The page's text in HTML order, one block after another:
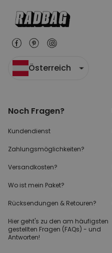
Österreich
Noch Fragen?
Kundendienst
Zahlungsmöglichkeiten?
Versandkosten?
Wo ist mein Paket?
Rücksendungen & Retouren?
Hier geht's zu den am häufigsten
gestellten Fragen (FAQs) - und
Antworten!